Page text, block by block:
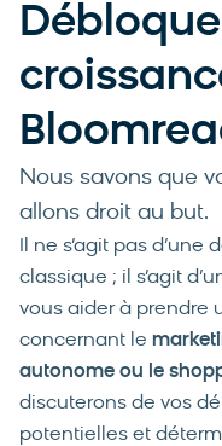
Nous savons que
allons droit au but.
Il ne s’agit pas
classique ; il s’agit
vous aider à prendre
concernant le
autonome ou le
discuterons de vos
potentielles et